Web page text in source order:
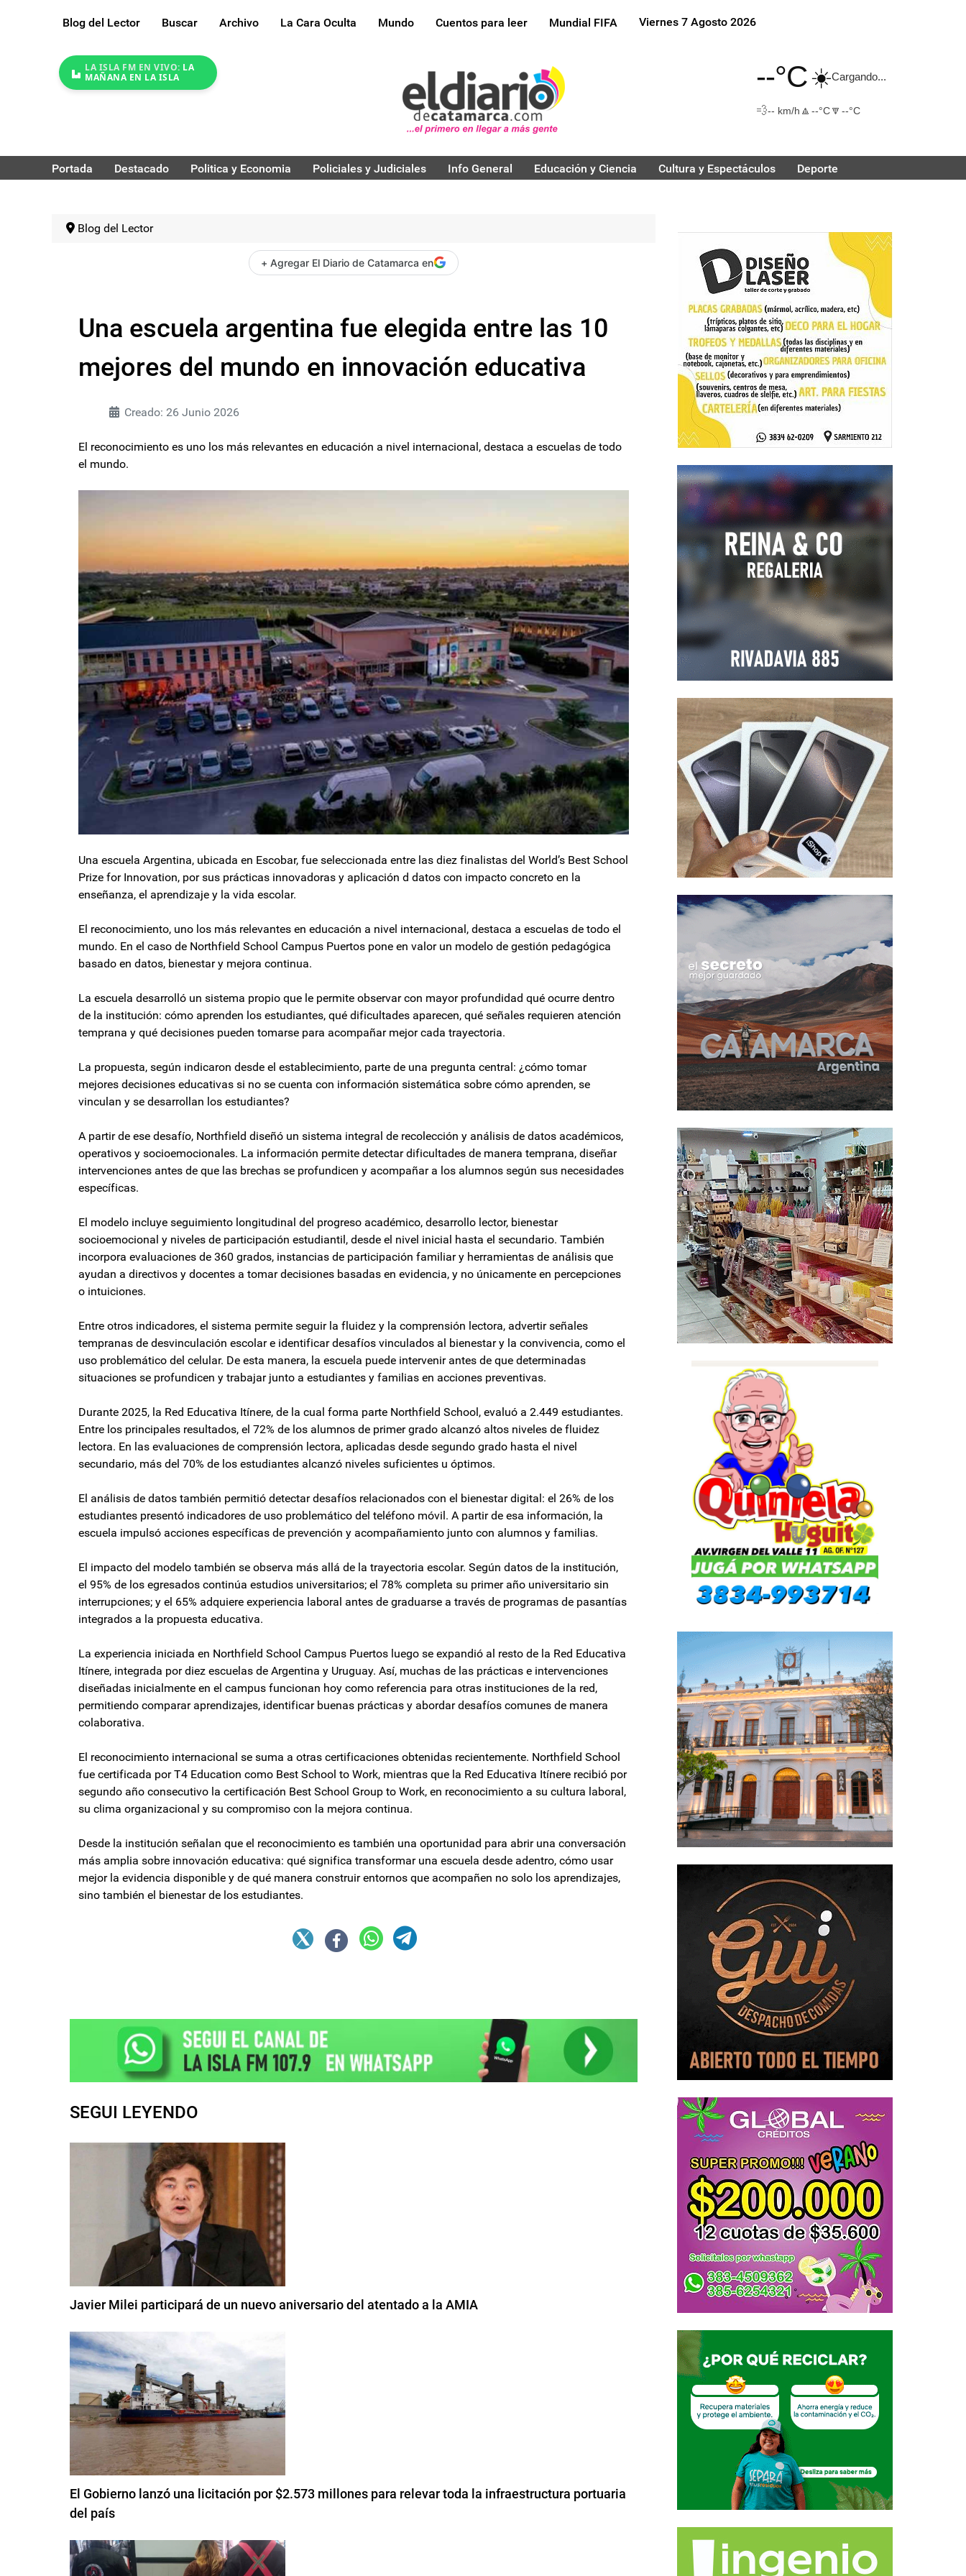
Blog del Lector Buscar Archivo La Cara Oculta Mundo Cuentos para leer Mundial FIFA Viernes 7 Agosto 2026
LA ISLA FM EN VIVO: LA
MAÑANA EN LA ISLA
--°C☀️Cargando...
💨-- km/h 🔼 --°C🔽 --°C
Portada Destacado Politica y Economia Policiales y Judiciales Info General Educación y Ciencia Cultura y Espectáculos Deporte
Blog del Lector
+ Agregar El Diario de Catamarca en
Una escuela argentina fue elegida entre las 10
mejores del mundo en innovación educativa
Creado: 26 Junio 2026
El reconocimiento es uno los más relevantes en educación a nivel internacional, destaca a escuelas de todo
el mundo.
Una escuela Argentina, ubicada en Escobar, fue seleccionada entre las diez finalistas del World’s Best School
Prize for Innovation, por sus prácticas innovadoras y aplicación d datos con impacto concreto en la
enseñanza, el aprendizaje y la vida escolar.
El reconocimiento, uno los más relevantes en educación a nivel internacional, destaca a escuelas de todo el
mundo. En el caso de Northfield School Campus Puertos pone en valor un modelo de gestión pedagógica
basado en datos, bienestar y mejora continua.
La escuela desarrolló un sistema propio que le permite observar con mayor profundidad qué ocurre dentro
de la institución: cómo aprenden los estudiantes, qué dificultades aparecen, qué señales requieren atención
temprana y qué decisiones pueden tomarse para acompañar mejor cada trayectoria.
La propuesta, según indicaron desde el establecimiento, parte de una pregunta central: ¿cómo tomar
mejores decisiones educativas si no se cuenta con información sistemática sobre cómo aprenden, se
vinculan y se desarrollan los estudiantes?
A partir de ese desafío, Northfield diseñó un sistema integral de recolección y análisis de datos académicos,
operativos y socioemocionales. La información permite detectar dificultades de manera temprana, diseñar
intervenciones antes de que las brechas se profundicen y acompañar a los alumnos según sus necesidades
específicas.
El modelo incluye seguimiento longitudinal del progreso académico, desarrollo lector, bienestar
socioemocional y niveles de participación estudiantil, desde el nivel inicial hasta el secundario. También
incorpora evaluaciones de 360 grados, instancias de participación familiar y herramientas de análisis que
ayudan a directivos y docentes a tomar decisiones basadas en evidencia, y no únicamente en percepciones
o intuiciones.
Entre otros indicadores, el sistema permite seguir la fluidez y la comprensión lectora, advertir señales
tempranas de desvinculación escolar e identificar desafíos vinculados al bienestar y la convivencia, como el
uso problemático del celular. De esta manera, la escuela puede intervenir antes de que determinadas
situaciones se profundicen y trabajar junto a estudiantes y familias en acciones preventivas.
Durante 2025, la Red Educativa Itínere, de la cual forma parte Northfield School, evaluó a 2.449 estudiantes.
Entre los principales resultados, el 72% de los alumnos de primer grado alcanzó altos niveles de fluidez
lectora. En las evaluaciones de comprensión lectora, aplicadas desde segundo grado hasta el nivel
secundario, más del 70% de los estudiantes alcanzó niveles suficientes u óptimos.
El análisis de datos también permitió detectar desafíos relacionados con el bienestar digital: el 26% de los
estudiantes presentó indicadores de uso problemático del teléfono móvil. A partir de esa información, la
escuela impulsó acciones específicas de prevención y acompañamiento junto con alumnos y familias.
El impacto del modelo también se observa más allá de la trayectoria escolar. Según datos de la institución,
el 95% de los egresados continúa estudios universitarios; el 78% completa su primer año universitario sin
interrupciones; y el 65% adquiere experiencia laboral antes de graduarse a través de programas de pasantías
integrados a la propuesta educativa.
La experiencia iniciada en Northfield School Campus Puertos luego se expandió al resto de la Red Educativa
Itínere, integrada por diez escuelas de Argentina y Uruguay. Así, muchas de las prácticas e intervenciones
diseñadas inicialmente en el campus funcionan hoy como referencia para otras instituciones de la red,
permitiendo comparar aprendizajes, identificar buenas prácticas y abordar desafíos comunes de manera
colaborativa.
El reconocimiento internacional se suma a otras certificaciones obtenidas recientemente. Northfield School
fue certificada por T4 Education como Best School to Work, mientras que la Red Educativa Itínere recibió por
segundo año consecutivo la certificación Best School Group to Work, en reconocimiento a su cultura laboral,
su clima organizacional y su compromiso con la mejora continua.
Desde la institución señalan que el reconocimiento es también una oportunidad para abrir una conversación
más amplia sobre innovación educativa: qué significa transformar una escuela desde adentro, cómo usar
mejor la evidencia disponible y de qué manera construir entornos que acompañen no solo los aprendizajes,
sino también el bienestar de los estudiantes.
SEGUI LEYENDO
Javier Milei participará de un nuevo aniversario del atentado a la AMIA
El Gobierno lanzó una licitación por $2.573 millones para relevar toda la infraestructura portuaria
del país